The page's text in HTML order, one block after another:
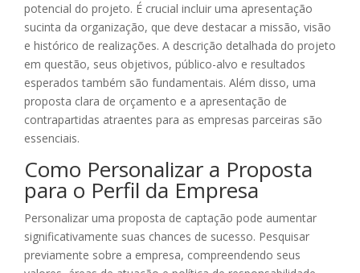
potencial do projeto. É crucial incluir uma apresentação
sucinta da organização, que deve destacar a missão, visão
e histórico de realizações. A descrição detalhada do projeto
em questão, seus objetivos, público-alvo e resultados
esperados também são fundamentais. Além disso, uma
proposta clara de orçamento e a apresentação de
contrapartidas atraentes para as empresas parceiras são
essenciais.
Como Personalizar a Proposta
para o Perfil da Empresa
Personalizar uma proposta de captação pode aumentar
significativamente suas chances de sucesso. Pesquisar
previamente sobre a empresa, compreendendo seus